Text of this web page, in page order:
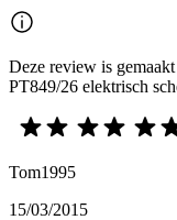
Deze review is
PT849/26 elektrisch
Tom1995
15/03/2015